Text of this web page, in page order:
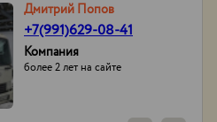
Дмитрий Попов
+7(991)629-08-41
Компания
более 2 лет на сайте